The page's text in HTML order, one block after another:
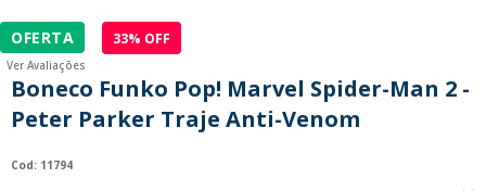
OFERTA 33% OFF
Ver Avaliações
Boneco Funko Pop! Marvel Spider-Man 2 -
Peter Parker Traje Anti-Venom
: 11794
7º
8
funko pop
9º
guerreiras kpop